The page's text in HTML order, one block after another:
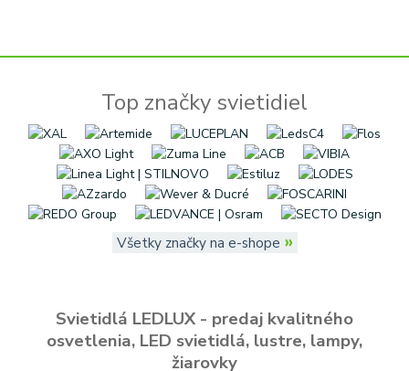
Top značky svietidiel
Všetky značky na e-shope »
Svietidlá LEDLUX - predaj kvalitného
osvetlenia, LED svietidlá, lustre, lampy,
žiarovky